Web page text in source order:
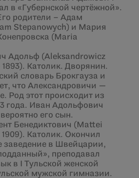
в «Губернской чертёжной».
родители – Адам
Stepanowych) и Мария
(Maria
Адольф (Aleksandrowicz
1893). Католик. Дворянин.
словарь Брокгауза и
что Александровичи —
Род этот происходит из
года. Иван Адольфович
его сын.
Бенедиктович (Mattei
1909). Католик. Окончил
заведение в Швейцарии,
преподавал
в I Тульской женской
мужской гимназии.